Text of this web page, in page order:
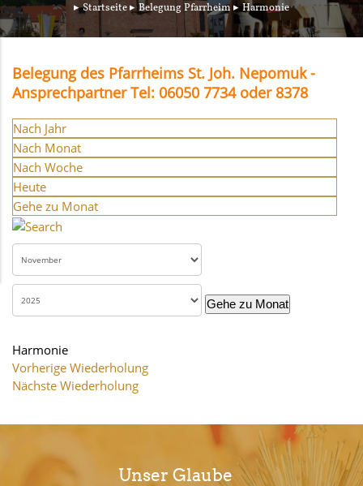
Startseite Belegung Pfarrheim Harmonie
Belegung des Pfarrheims St. Joh. Nepomuk -
Ansprechpartner Tel: 06050 7734 oder 8378
Nach Jahr
Nach Monat
Nach Woche
Heute
Gehe zu Monat
Gehe zu Monat
Harmonie
Vorherige Wiederholung
Nächste Wiederholung
Unser Glaube